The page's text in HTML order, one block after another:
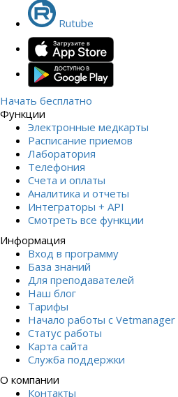
Rutube
Начать бесплатно
Функции
Электронные медкарты
Расписание приемов
Лаборатория
Телефония
Счета и оплаты
Аналитика и отчеты
Интеграторы + API
Смотреть все функции
Информация
Вход в программу
База знаний
Для преподавателей
Наш блог
Тарифы
Начало работы с Vetmanager
Статус работы
Карта сайта
Служба поддержки
О компании
Контакты